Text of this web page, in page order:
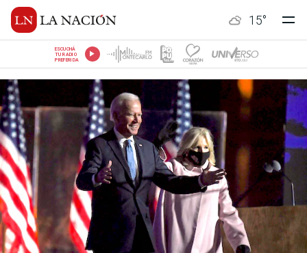
15°
ESCUCHÁ
TU RADIO
PREFERIDA